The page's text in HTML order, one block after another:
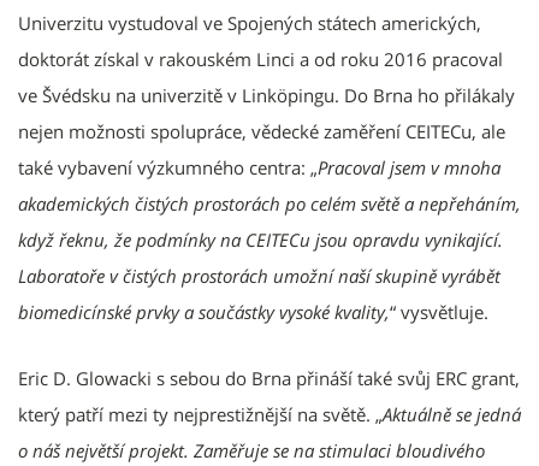
Univerzitu vystudoval ve Spojených státech amerických,
doktorát získal v rakouském Linci a od roku 2016 pracoval
ve Švédsku na univerzitě v Linköpingu. Do Brna ho přilákaly
nejen možnosti spolupráce, vědecké zaměření CEITECu, ale
také vybavení výzkumného centra: „Pracoval jsem v mnoha
akademických čistých prostorách po celém světě a nepřeháním,
když řeknu, že podmínky na CEITECu jsou opravdu vynikající.
Laboratoře v čistých prostorách umožní naší skupině vyrábět
biomedicínské prvky a součástky vysoké kvality,“ vysvětluje.
Eric D. Glowacki s sebou do Brna přináší také svůj ERC grant,
který patří mezi ty nejprestižnější na světě. „Aktuálně se jedná
o náš největší projekt. Zaměřuje se na stimulaci bloudivého